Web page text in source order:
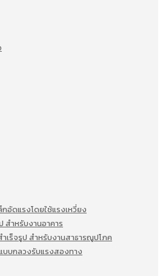
อัดแรงโดยใช้แรงเหวี่ยง
สำหรับงานอาคาร
ร็จรูป สำหรับงานสาธารณูปโภค
บบกลวงรับแรงสองทาง